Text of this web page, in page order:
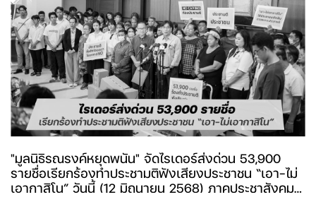
"มูลนิธิรณรงค์หยุดพนัน" จัดไรเดอร์ส่งด่วน 53,900
รายชื่อเรียกร้องทำประชามติฟังเสียงประชาชน “เอา-ไม่
เอากาสิโน” วันนี้ (12 มิถุนายน 2568) ภาคประชาสังคม